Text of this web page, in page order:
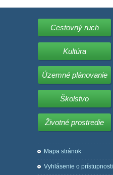
Cestovný ruch
Kultúra
Územné plánovanie
Školstvo
Životné prostredie
Mapa stránok
Vyhlásenie o prístupnosti